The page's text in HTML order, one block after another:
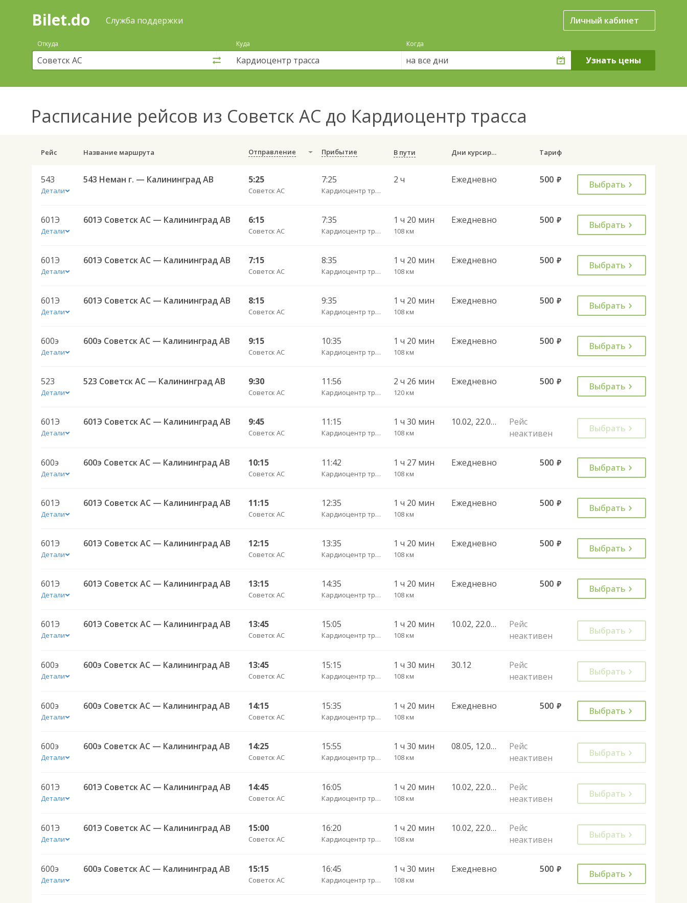
Поиск
покупка
билетов
автобус
онлайн
Bilet.do Служба поддержки Личный кабинет
Откуда Куда Когда
на все дни
Расписание рейсов из Советск АС до Кардиоцентр трасса
Рейс Название маршрута Отправление Прибытие В пути Дни курсирования Тариф
543
Детали
543 Неман г. — Калининград АВ 5:25
Советск АС
7:25
Кардиоцентр трасса
2 ч Ежедневно 500 руб. Выбрать
601Э
Детали
601Э Советск АС — Калининград АВ 6:15
Советск АС
7:35
Кардиоцентр трасса
1 ч 20 мин
108 км
Ежедневно 500 руб. Выбрать
601Э
Детали
601Э Советск АС — Калининград АВ 7:15
Советск АС
8:35
Кардиоцентр трасса
1 ч 20 мин
108 км
Ежедневно 500 руб. Выбрать
601Э
Детали
601Э Советск АС — Калининград АВ 8:15
Советск АС
9:35
Кардиоцентр трасса
1 ч 20 мин
108 км
Ежедневно 500 руб. Выбрать
600э
Детали
600э Советск АС — Калининград АВ 9:15
Советск АС
10:35
Кардиоцентр трасса
1 ч 20 мин
108 км
Ежедневно 500 руб. Выбрать
523
Детали
523 Советск АС — Калининград АВ 9:30
Советск АС
11:56
Кардиоцентр трасса
2 ч 26 мин
120 км
Ежедневно 500 руб. Выбрать
601Э
Детали
601Э Советск АС — Калининград АВ 9:45
Советск АС
11:15
Кардиоцентр трасса
1 ч 30 мин
108 км
10.02, 22.02, 26.02, 03.03, 07.03, 10.03, 07.04, 19.04, 21.04, 28.04, 01.05, 19.08, 24.09, 06.10, 13.10, 15.10, 03.11, 20.11, 31.12
Рейс
неактивен
Выбрать
600э
Детали
600э Советск АС — Калининград АВ 10:15
Советск АС
11:42
Кардиоцентр трасса
1 ч 27 мин
108 км
Ежедневно 500 руб. Выбрать
601Э
Детали
601Э Советск АС — Калининград АВ 11:15
Советск АС
12:35
Кардиоцентр трасса
1 ч 20 мин
108 км
Ежедневно 500 руб. Выбрать
601Э
Детали
601Э Советск АС — Калининград АВ 12:15
Советск АС
13:35
Кардиоцентр трасса
1 ч 20 мин
108 км
Ежедневно 500 руб. Выбрать
601Э
Детали
601Э Советск АС — Калининград АВ 13:15
Советск АС
14:35
Кардиоцентр трасса
1 ч 20 мин
108 км
Ежедневно 500 руб. Выбрать
601Э
Детали
601Э Советск АС — Калининград АВ 13:45
Советск АС
15:05
Кардиоцентр трасса
1 ч 20 мин
108 км
10.02, 22.02, 26.02, 03.03, 07.03, 10.03, 07.04, 19.04, 21.04, 28.04, 05.05, 20.05, 09.06, 16.06, 23.06, 30.06, 01.07, 08.07, 07.07, 14.07, 21.07, 28.07, 04.08, 11.08, 18.08, 25.08, 01.09, 08.09, 10.09, 22.09, 29.09, 01.10, 08.10, 29.10, 19.11, 10.12, 02.01, 02.01, 03.01, 19.01, 16.02, 22.02, 25.02, 22.02, 25.02, 07.03, 10.03, 01.03, 14.04, 05.08, 13.09, 20.09, 26.09, 27.09, 03.10, 04.10, 11.10, 17.10, 24.10, 01.11, 02.11, 07.11, 21.11, 28.11, 05.12, 12.12, 19.12, 26.12, 16.01
Рейс
неактивен
Выбрать
600э
Детали
600э Советск АС — Калининград АВ 13:45
Советск АС
15:15
Кардиоцентр трасса
1 ч 30 мин
108 км
30.12
Рейс
неактивен
Выбрать
600э
Детали
600э Советск АС — Калининград АВ 14:15
Советск АС
15:35
Кардиоцентр трасса
1 ч 20 мин
108 км
Ежедневно 500 руб. Выбрать
600э
Детали
600э Советск АС — Калининград АВ 14:25
Советск АС
15:55
Кардиоцентр трасса
1 ч 30 мин
108 км
08.05, 12.06, 30.06, 06.11, 30.12, 31.12, 27.12, 28.12, 29.12, 30.12, 31.12, 08.01
Рейс
неактивен
Выбрать
601Э
Детали
601Э Советск АС — Калининград АВ 14:45
Советск АС
16:05
Кардиоцентр трасса
1 ч 20 мин
108 км
10.02, 22.02, 26.02, 03.03, 07.03, 10.03, 07.04, 19.04, 21.04, 28.04, 05.05, 20.05, 09.06, 16.06, 23.06, 30.06, 01.07, 08.07, 07.07, 14.07, 21.07, 28.07, 04.08, 11.08, 18.08, 25.08, 01.09, 08.09, 10.09, 22.09, 29.09, 01.10, 08.10, 29.10, 19.11, 10.12, 02.01, 02.01, 03.01, 19.01, 16.02, 22.02, 25.02, 22.02, 25.02, 07.03, 10.03, 01.03, 27.04, 01.05, 08.05, 03.05, 05.05, 12.06, 11.06, 20.07, 27.07, 03.08, 02.11, 03.11, 03.05, 07.06, 30.08, 12.09, 31.12
Рейс
неактивен
Выбрать
601Э
Детали
601Э Советск АС — Калининград АВ 15:00
Советск АС
16:20
Кардиоцентр трасса
1 ч 20 мин
108 км
10.02, 22.02, 26.02, 03.03, 07.03, 10.03, 07.04, 19.04, 21.04, 28.04, 05.05, 20.05, 09.06, 16.06, 23.06, 30.06, 01.07, 08.07, 07.07, 14.07, 21.07, 28.07, 04.08, 11.08, 18.08, 25.08, 01.09, 08.09, 10.09, 22.09, 29.09, 01.10, 08.10, 29.10, 19.11, 10.12, 02.01, 02.01, 03.01, 19.01, 16.02, 22.02, 25.02, 22.02, 25.02, 07.03, 10.03, 01.03, 27.04, 01.05, 08.05, 03.05, 05.05, 12.06, 11.06, 20.07, 27.07, 03.08, 02.11, 05.10
Рейс
неактивен
Выбрать
600э
Детали
600э Советск АС — Калининград АВ 15:15
Советск АС
16:45
Кардиоцентр трасса
1 ч 30 мин
108 км
Ежедневно 500 руб. Выбрать